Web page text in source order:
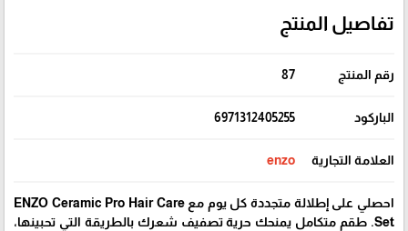
تفاصيل المنتج
رقم المنتج 87
الباركود 6971312405255
العلامة التجارية enzo
احصلي على إطلالة متجددة كل يوم مع ENZO Ceramic Pro Hair Care
Set. طقم متكامل يمنحك حرية تصفيف شعرك بالطريقة التي تحبينها،